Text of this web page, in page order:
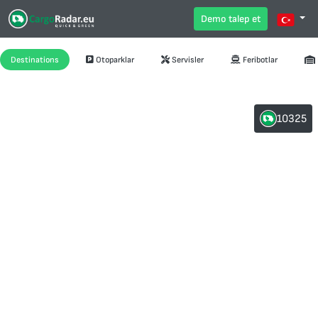
Demo talep et
Destinations Otoparklar Servisler Feribotlar
10325